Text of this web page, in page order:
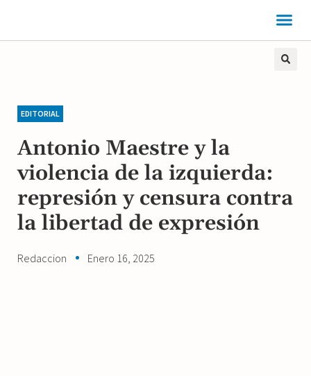
EDITORIAL
Antonio Maestre y la
violencia de la izquierda:
represión y censura contra
la libertad de expresión
Redaccion Enero 16, 2025